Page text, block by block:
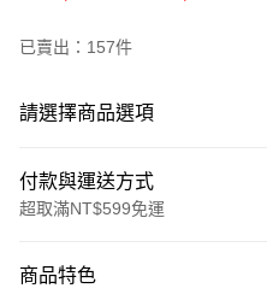
已賣出：157件
請選擇商品選項
付款與運送方式
超取滿NT$599免運
信用卡一次付款
商品特色